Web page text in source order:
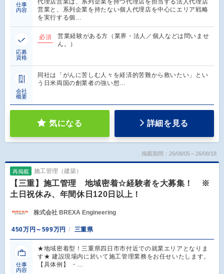
仕事
内容
営業と、系列企業を持たない個人代理店を中心にエリア戦略
を実行する個…
応募
資格
必須
営業経験がある方（業界・法人／個人などは問いませ
ん。）
会社
概要
同社は「がんに苦しむ人々を経済的苦難から救いたい」とい
う日米両国の創業者の強い想…
気になる 詳細を見る
掲載期間：26/08/05～26/08/18
再掲載 施工管理（建築）
【三重】施工管理 地域密着☆経験者を大募集！ ※
土日祝休み、年間休日120日以上！
株式会社 BREXA Engineering
450万円～599万円 三重県
仕事
内容
★地域密着型！三重県四日市市付近での就業エリアとなりま
す★ 建設現場内に於いて施工管理業務をお任せいたします。
【具体例】 ・…